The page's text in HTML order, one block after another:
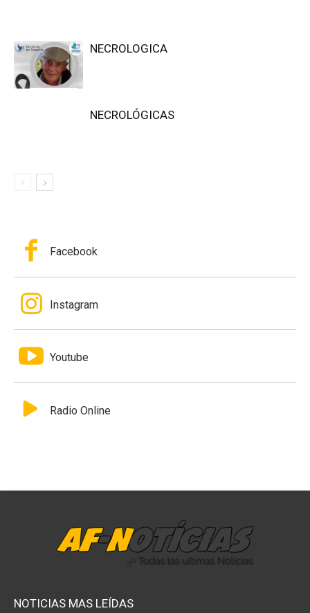
NECROLOGICA
NECROLÓGICAS
Facebook
Instagram
Youtube
Radio Online
NOTICIAS MAS LEÍDAS